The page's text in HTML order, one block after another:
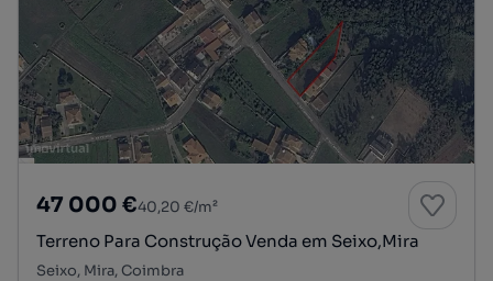
47 000 €40,20 €/m²
Terreno Para Construção Venda em Seixo,Mira
Seixo, Mira, Coimbra